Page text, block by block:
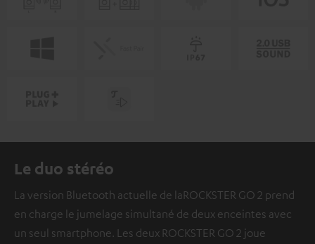
Le duo stéréo
La version Bluetooth actuelle de laROCKSTER GO 2 prend
en charge le jumelage simultané de deux enceintes avec
un seul smartphone. Les deux ROCKSTER GO 2 joue